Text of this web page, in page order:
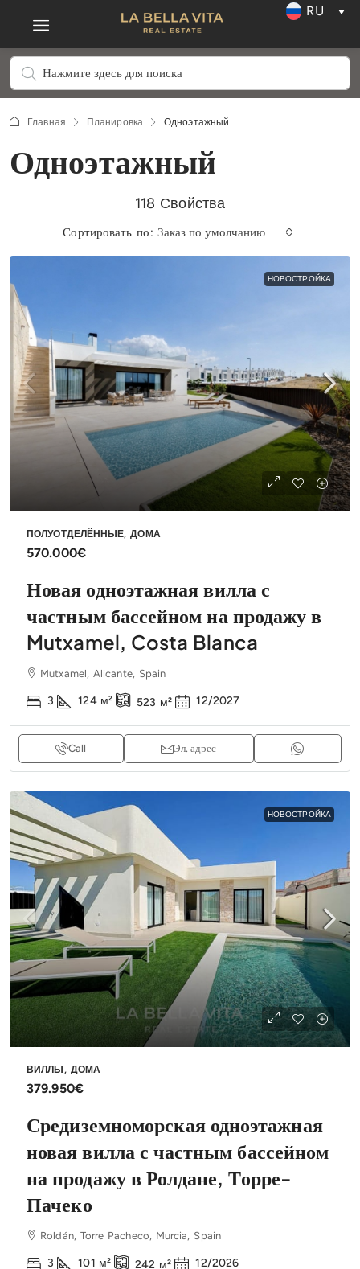
RU
Главная Планировка Одноэтажный
Одноэтажный
118 Свойства
Сортировать по: Заказ по умолчанию
НОВОСТРОЙКА
ПОЛУОТДЕЛЁННЫЕ, ДОМА
570.000€
Новая одноэтажная вилла с
частным бассейном на продажу в
Mutxamel, Costa Blanca
Mutxamel, Alicante, Spain
3 124 м² 523 м² 12/2027
Call Эл. адрес
НОВОСТРОЙКА
ВИЛЛЫ, ДОМА
379.950€
Средиземноморская одноэтажная
новая вилла с частным бассейном
на продажу в Ролдане, Торре-
Пачеко
Roldán, Torre Pacheco, Murcia, Spain
3 101 м² 242 м² 12/2026